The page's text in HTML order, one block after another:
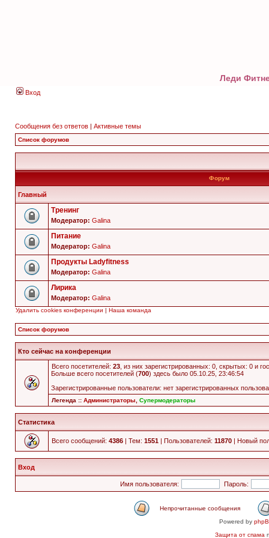
Леди
Вход
Сообщения без ответов | Активные темы
Список форумов
Форум
Главный
Тренинг
Модератор: Galina
Питание
Модератор: Galina
Продукты Ladyfitness
Модератор: Galina
Лирика
Модератор: Galina
Удалить cookies конференции | Наша команда
Список форумов
Кто сейчас на конференции
Всего посетителей: 23 , из них зарегистрированных: 0, скрытых: 0 и
Больше всего посетителей (700) здесь было 05.10.25, 23:46:54
Зарегистрированные пользователи: нет зарегистрированных
Легенда :: Администраторы Супермодераторы
Статистика
Всего сообщений: 4386 | Тем: 1551 | Пользователей: 11870 | Новый
Вход
Имя пользователя: Пароль:
Непрочитанные сообщения
Powered by
Защита от спама